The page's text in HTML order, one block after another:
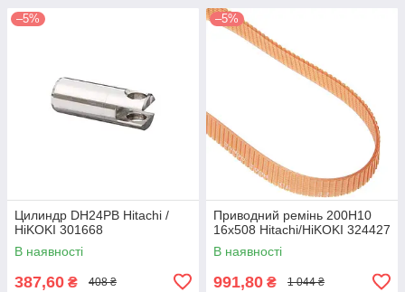
–5%
Цилиндр DH24PB Hitachi /
HiKOKI 301668
В наявності
387,60 ₴ 408 ₴
–5%
Приводний ремінь 200Н10
16х508 Hitachi/HiKOKI 324427
В наявності
991,80 ₴ 1 044 ₴